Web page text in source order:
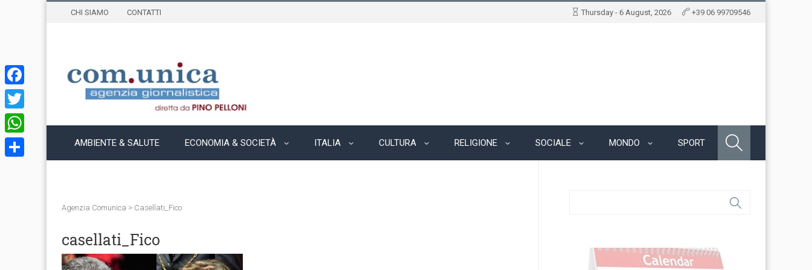
CHI SIAMO CONTATTI Thursday - 6 August, 2026 +39 06 99709546
AMBIENTE & SALUTE ECONOMIA & SOCIETÀ ITALIA CULTURA RELIGIONE SOCIALE MONDO SPORT
Agenzia Comunica > Casellati_Fico
casellati_Fico
Facebook
Twitter
WhatsApp